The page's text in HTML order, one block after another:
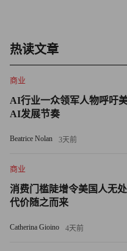
游艇需要极高的精度标准
帕尔特鲁解释道，全球具
数，而斐帝星能成功打造“
公认为全球最顶尖的船厂之
帕尔特鲁表示，大多数游
间，而“突破号”的设计却
所占空间远超传统游艇推进
“这是一个极具魄力、毫不
热读文章
商业
AI行业一众领军人物呼吁
AI发展节奏
Beatrice Nolan 3天前
商业
消费门槛陡增令美国人无
代价随之而来
Catherina Gioino 4天前